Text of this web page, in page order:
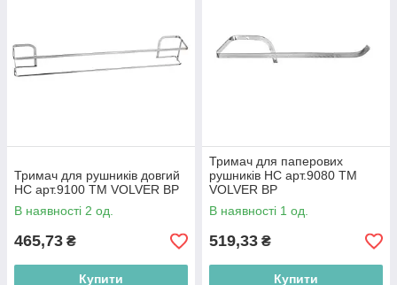
Тримач для рушників довгий
НС арт.9100 ТМ VOLVER BP
В наявності 2 од.
465,73 ₴
Купити
Тримач для паперових
рушників НС арт.9080 ТМ
VOLVER BP
В наявності 1 од.
519,33 ₴
Купити